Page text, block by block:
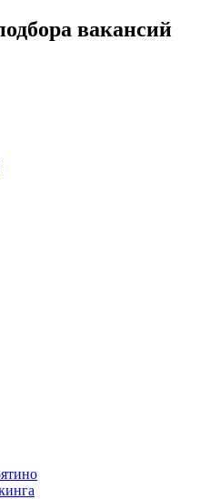
вакансий